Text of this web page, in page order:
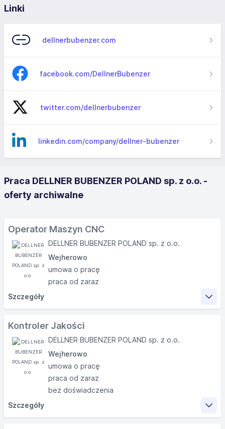
Linki
dellnerbubenzer.com
facebook.com/DellnerBubenzer
twitter.com/dellnerbubenzer
linkedin.com/company/dellner-bubenzer
Praca DELLNER BUBENZER POLAND sp. z o.o. -
oferty archiwalne
Operator Maszyn CNC
DELLNER BUBENZER POLAND sp. z o.o.
Wejherowo
umowa o pracę
praca od zaraz
Szczegóły
Zakres obowiązków
obróbka detali na powierzonej maszynie
dobór narzędzi, przyrządów i parametrów pracy
maszyn
obsługa codzienna i okresowa maszyn i urządzeń w
obrębie swojego stanowiska
dokonywanie przeglądów dziennych powierzonej
maszyny
Kontroler Jakości
DELLNER BUBENZER POLAND sp. z o.o.
Wejherowo
umowa o pracę
praca od zaraz
bez doświadczenia
Szczegóły